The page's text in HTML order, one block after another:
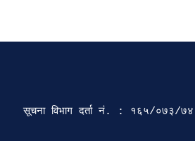
सूचना विभाग दर्ता‍ नं. : १६५/०७३/७४